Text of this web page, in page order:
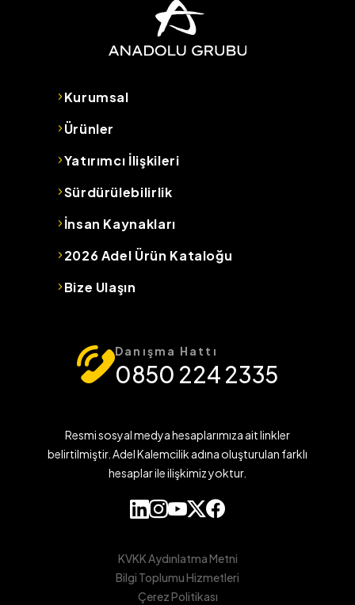
Kurumsal
Ürünler
Yatırımcı İlişkileri
Sürdürülebilirlik
İnsan Kaynakları
2026 Adel Ürün Kataloğu
Bize Ulaşın
Danışma Hattı
0850 224 2335
Resmi sosyal medya hesaplarımıza ait linkler
belirtilmiştir. Adel Kalemcilik adına oluşturulan farklı
hesaplar ile ilişkimiz yoktur.
KVKK Aydınlatma Metni
Bilgi Toplumu Hizmetleri
Çerez Politikası